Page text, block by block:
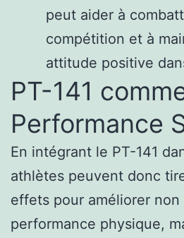
peut aider à
compétition et à
attitude positive
PT-141
Performance
En intégrant le PT-141
athlètes peuvent donc
effets pour améliorer
performance physique,